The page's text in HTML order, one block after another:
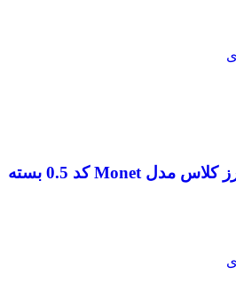
روان نویس کریتورز کلاس مدل Monet کد 0.5 بسته